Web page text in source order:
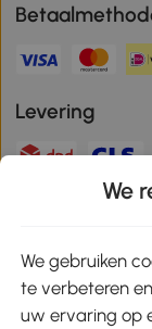
Levering
Veilige
Download de
We
We gebruiken
te verbeteren
uw ervaring op